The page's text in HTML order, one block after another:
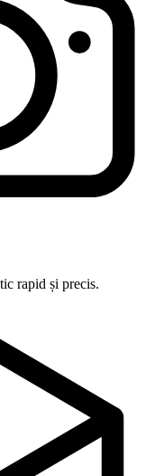
rapid și precis.